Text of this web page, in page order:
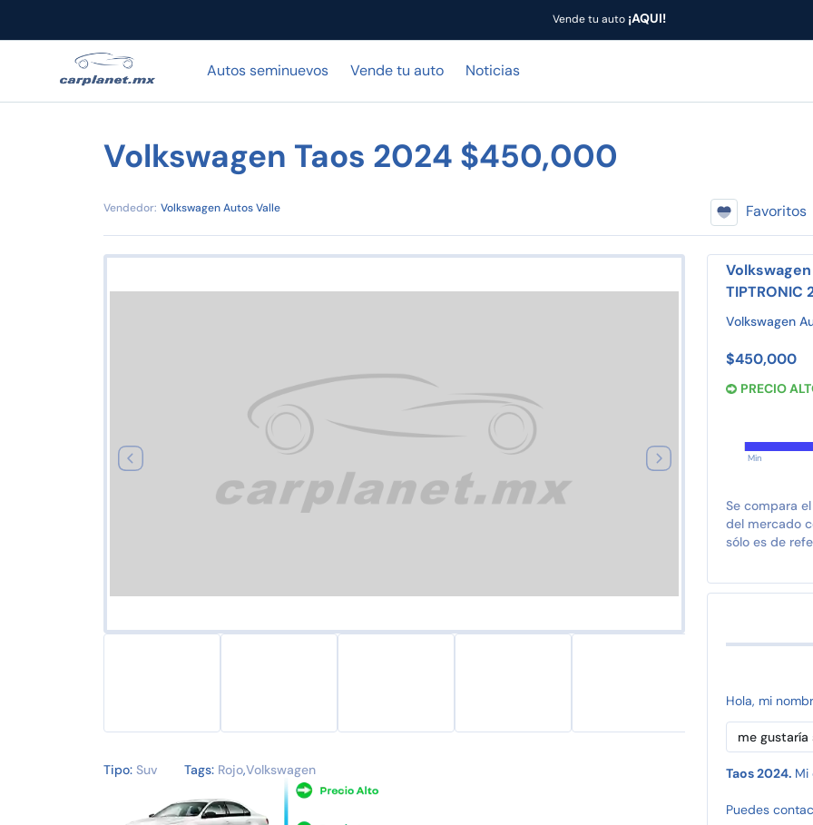
Vende tu auto¡AQUI!
Autos seminuevos Vende tu auto Noticias
Volkswagen Taos 2024 $450,000
Vendedor: Volkswagen Autos Valle Favoritos
Tipo: Suv Tags: Rojo,Volkswagen
Volkswagen
TIPTRONIC
Volkswagen
$450,000
PRECIO
Min
Se compara
del mercado
sólo es de
Hola, mi
Taos 2024. Mi
Puedes